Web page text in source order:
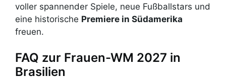
voller spannender Spiele, neue Fußballstars und
eine historische Premiere in Südamerika
freuen.
FAQ zur Frauen-WM 2027 in
Brasilien